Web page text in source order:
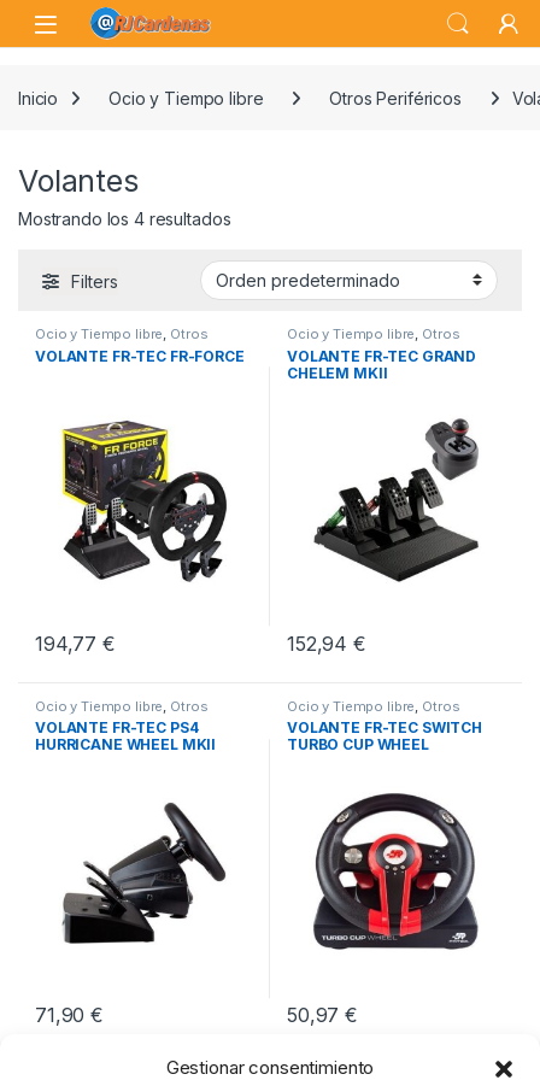
Gestionar consentimiento
Skip to navigation
Skip to content
Open
Inicio Ocio y Tiempo libre Otros Periféricos
Volantes
Mostrando los 4 resultados
Filters
Ocio y Tiempo libre, Otros
Periféricos ,Volantes
VOLANTE FR-TEC FR-FORCE
194,77€
Ocio y Tiempo libre, Otros
Periféricos ,Volantes
VOLANTE FR-TEC GRAND
CHELEM MKII
152,94€
Ocio y Tiempo libre Otros
Periféricos ,Volantes
VOLANTE FR-TEC PS4
HURRICANE WHEEL MKII
71,90€
Ocio y Tiempo libre Otros
Periféricos ,Volantes
VOLANTE FR-TEC SWITCH
TURBO CUP WHEEL
50,97€